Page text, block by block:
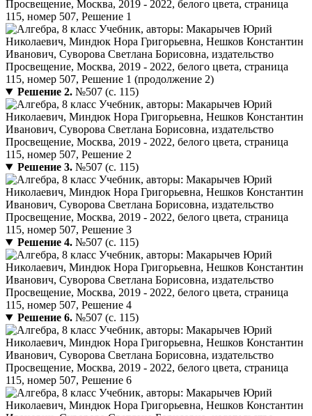
Решение 2.№507 (с. 115)
Решение 3.№507 (с. 115)
Решение 4.№507 (с. 115)
Решение 6.№507 (с. 115)